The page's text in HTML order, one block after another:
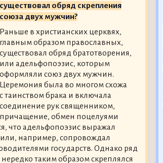
существовал обряд скрепления
союза двух мужчин?
Раньше в христианских церквях,
главным образом православных,
существовал обряд братотворения,
или адельфопоэзис, которым
оформляли союз двух мужчин.
Церемония была во многом схожа
с таинством брака и включала
соединение рук священником,
причащение, обмен поцелуями
что адельфопоэзис выражал
например, сопровождал
государств. Однако ряд
таким образом скреплялся